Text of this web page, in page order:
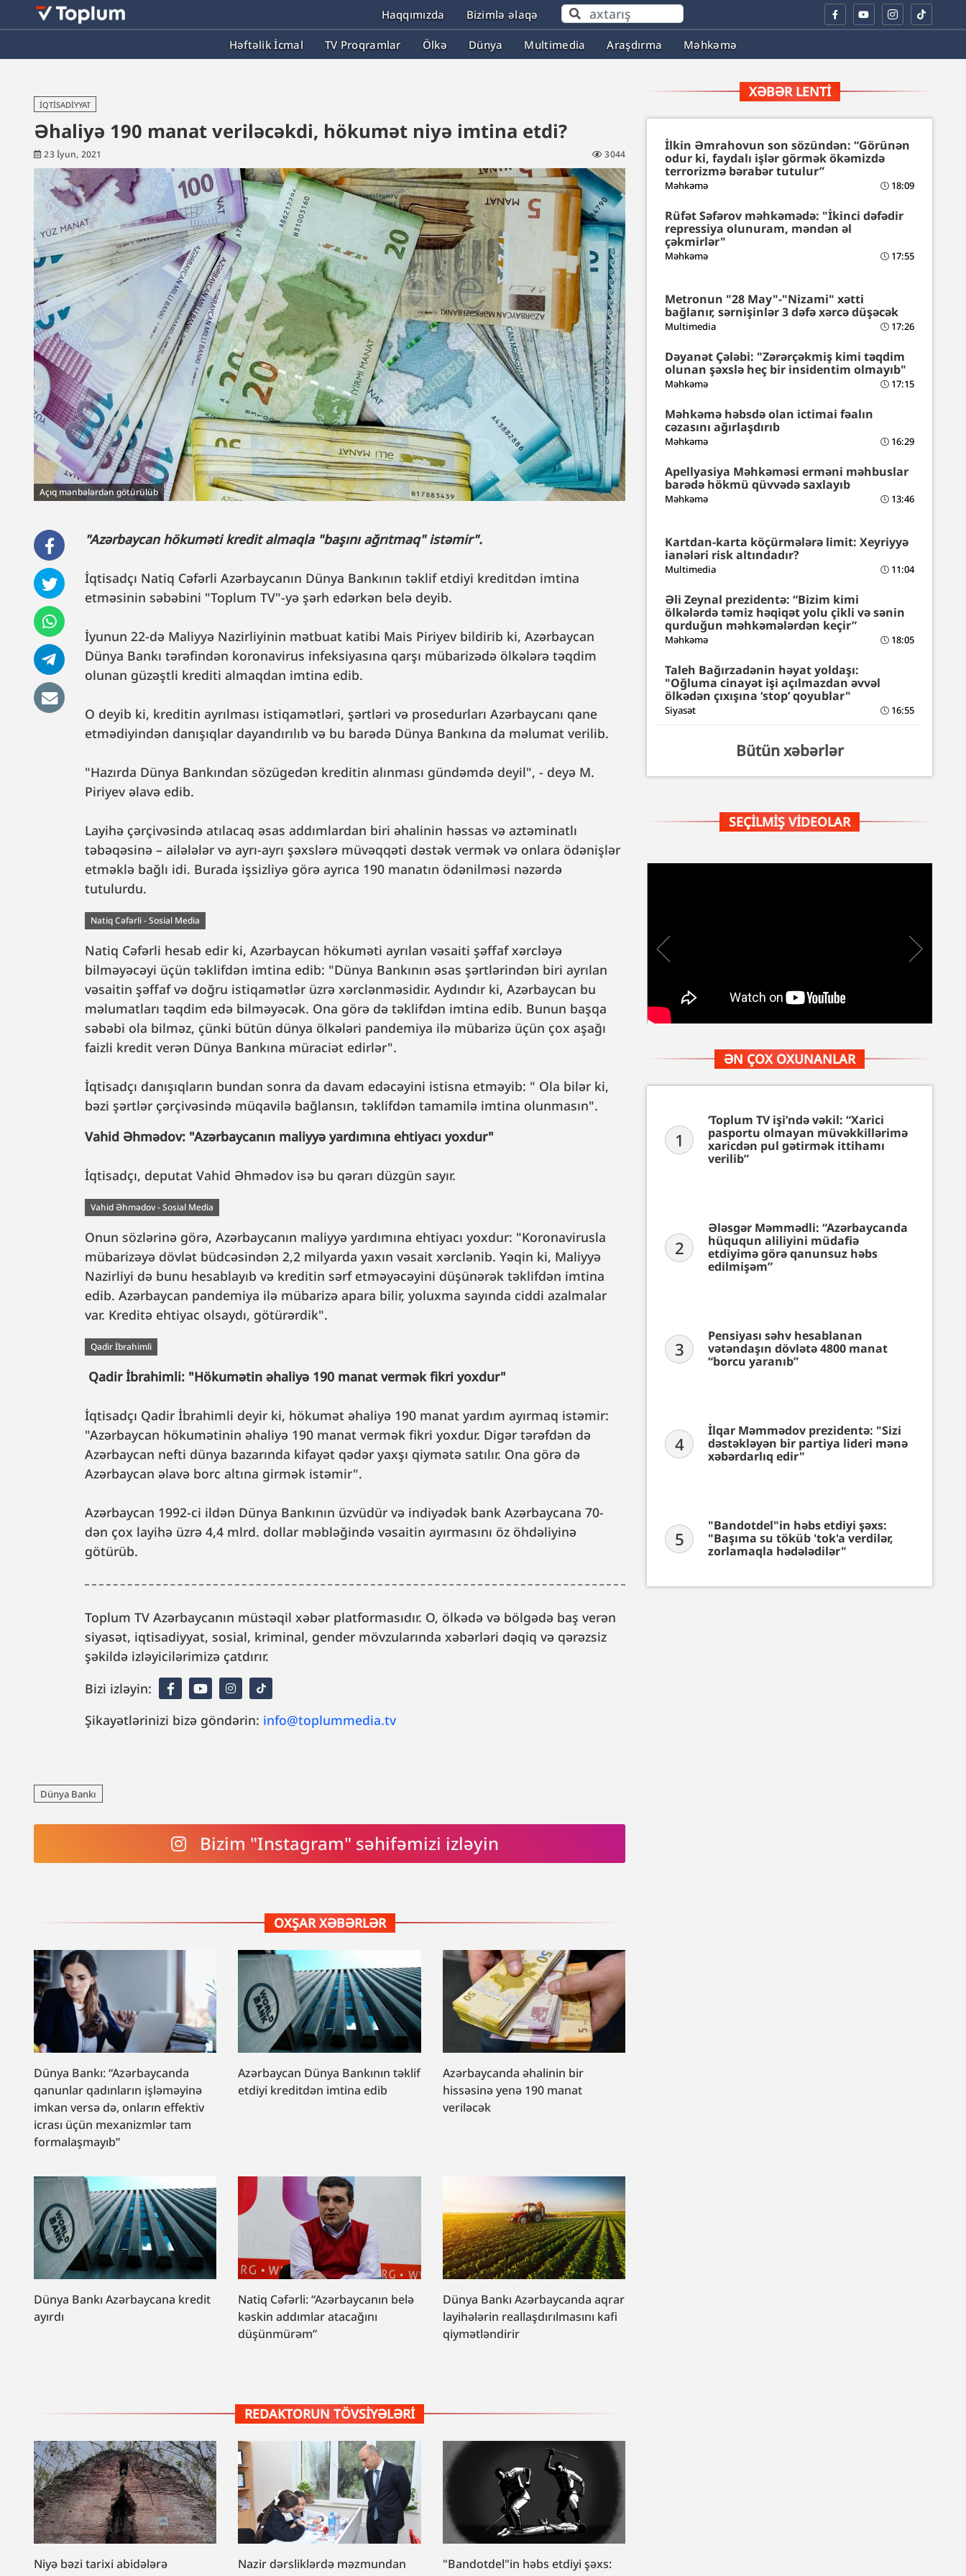
Haqqımızda Bizimlə əlaqə
Həftəlik İcmal TV Proqramlar Ölkə Dünya Multimedia Araşdırma Məhkəmə
İQTISADIYYAT
Əhaliyə 190 manat veriləcəkdi, hökumət niyə imtina etdi?
23 İyun, 2021 3044
Açıq mənbələrdən götürülüb
"Azərbaycan hökuməti kredit almaqla "başını ağrıtmaq" istəmir".
İqtisadçı Natiq Cəfərli Azərbaycanın Dünya Bankının təklif etdiyi kreditdən imtina
etməsinin səbəbini "Toplum TV"-yə şərh edərkən belə deyib.
İyunun 22-də Maliyyə Nazirliyinin mətbuat katibi Mais Piriyev bildirib ki, Azərbaycan
Dünya Bankı tərəfindən koronavirus infeksiyasına qarşı mübarizədə ölkələrə təqdim
olunan güzəştli krediti almaqdan imtina edib.
O deyib ki, kreditin ayrılması istiqamətləri, şərtləri və prosedurları Azərbaycanı qane
etmədiyindən danışıqlar dayandırılıb və bu barədə Dünya Bankına da məlumat verilib.
"Hazırda Dünya Bankından sözügedən kreditin alınması gündəmdə deyil", - deyə M.
Piriyev əlavə edib.
Layihə çərçivəsində atılacaq əsas addımlardan biri əhalinin həssas və aztəminatlı
təbəqəsinə – ailələlər və ayrı-ayrı şəxslərə müvəqqəti dəstək vermək və onlara ödənişlər
etməklə bağlı idi. Burada işsizliyə görə ayrıca 190 manatın ödənilməsi nəzərdə
tutulurdu.
Natiq Cəfərli - Sosial Media
Natiq Cəfərli hesab edir ki, Azərbaycan hökuməti ayrılan vəsaiti şəffaf xərcləyə
bilməyəcəyi üçün təklifdən imtina edib: "Dünya Bankının əsas şərtlərindən biri ayrılan
vəsaitin şəffaf və doğru istiqamətlər üzrə xərclənməsidir. Aydındır ki, Azərbaycan bu
məlumatları təqdim edə bilməyəcək. Ona görə də təklifdən imtina edib. Bunun başqa
səbəbi ola bilməz, çünki bütün dünya ölkələri pandemiya ilə mübarizə üçün çox aşağı
faizli kredit verən Dünya Bankına müraciət edirlər".
İqtisadçı danışıqların bundan sonra da davam edəcəyini istisna etməyib: " Ola bilər ki,
bəzi şərtlər çərçivəsində müqavilə bağlansın, təklifdən tamamilə imtina olunmasın".
Vahid Əhmədov: "Azərbaycanın maliyyə yardımına ehtiyacı yoxdur"
İqtisadçı, deputat Vahid Əhmədov isə bu qərarı düzgün sayır.
Vahid Əhmədov - Sosial Media
Onun sözlərinə görə, Azərbaycanın maliyyə yardımına ehtiyacı yoxdur: "Koronavirusla
mübarizəyə dövlət büdcəsindən 2,2 milyarda yaxın vəsait xərclənib. Yəqin ki, Maliyyə
Nazirliyi də bunu hesablayıb və kreditin sərf etməyəcəyini düşünərək təklifdən imtina
edib. Azərbaycan pandemiya ilə mübarizə apara bilir, yoluxma sayında ciddi azalmalar
var. Kreditə ehtiyac olsaydı, götürərdik".
Qadir İbrahimli
Qadir İbrahimli: "Hökumətin əhaliyə 190 manat vermək fikri yoxdur"
İqtisadçı Qadir İbrahimli deyir ki, hökumət əhaliyə 190 manat yardım ayırmaq istəmir:
"Azərbaycan hökumətinin əhaliyə 190 manat vermək fikri yoxdur. Digər tərəfdən də
Azərbaycan nefti dünya bazarında kifayət qədər yaxşı qiymətə satılır. Ona görə də
Azərbaycan əlavə borc altına girmək istəmir".
Azərbaycan 1992-ci ildən Dünya Bankının üzvüdür və indiyədək bank Azərbaycana 70-
dən çox layihə üzrə 4,4 mlrd. dollar məbləğində vəsaitin ayırmasını öz öhdəliyinə
götürüb.
Toplum TV Azərbaycanın müstəqil xəbər platformasıdır. O, ölkədə və bölgədə baş verən
siyasət, iqtisadiyyat, sosial, kriminal, gender mövzularında xəbərləri dəqiq və qərəzsiz
şəkildə izləyicilərimizə çatdırır.
Bizi izləyin:
Şikayətlərinizi bizə göndərin: info@toplummedia.tv
Dünya Bankı
Bizim "Instagram" səhifəmizi izləyin
OXŞAR XƏBƏRLƏR
Dünya Bankı: “Azərbaycanda
qanunlar qadınların işləməyinə
imkan versə də, onların effektiv
icrası üçün mexanizmlər tam
formalaşmayıb”
Azərbaycan Dünya Bankının təklif
etdiyi kreditdən imtina edib
Azərbaycanda əhalinin bir
hissəsinə yenə 190 manat
veriləcək
Dünya Bankı Azərbaycana kredit
ayırdı
Natiq Cəfərli: “Azərbaycanın belə
kəskin addımlar atacağını
düşünmürəm”
Dünya Bankı Azərbaycanda aqrar
layihələrin reallaşdırılmasını kafi
qiymətləndirir
REDAKTORUN TÖVSIYƏLƏRI
Niyə bəzi tarixi abidələrə
Nazir dərsliklərdə məzmundan
"Bandotdel"in həbs etdiyi şəxs:
XƏBƏR LENTI
İlkin Əmrahovun son sözündən: “Görünən
odur ki, faydalı işlər görmək ökəmizdə
terrorizmə bərabər tutulur”
Məhkəmə 18:09
Rüfət Səfərov məhkəmədə: "İkinci dəfədir
repressiya olunuram, məndən əl
çəkmirlər"
Məhkəmə 17:55
Metronun "28 May"-"Nizami" xətti
bağlanır, sərnişinlər 3 dəfə xərcə düşəcək
Multimedia 17:26
Dəyanət Çələbi: "Zərərçəkmiş kimi təqdim
olunan şəxslə heç bir insidentim olmayıb"
Məhkəmə 17:15
Məhkəmə həbsdə olan ictimai fəalın
cəzasını ağırlaşdırıb
Məhkəmə 16:29
Apellyasiya Məhkəməsi erməni məhbuslar
barədə hökmü qüvvədə saxlayıb
Məhkəmə 13:46
Kartdan-karta köçürmələrə limit: Xeyriyyə
ianələri risk altındadır?
Multimedia 11:04
Əli Zeynal prezidentə: “Bizim kimi
ölkələrdə təmiz həqiqət yolu çikli və sənin
qurduğun məhkəmələrdən keçir”
Məhkəmə 18:05
Taleh Bağırzadənin həyat yoldaşı:
"Oğluma cinayət işi açılmazdan əvvəl
ölkədən çıxışına ‘stop’ qoyublar"
Siyasət 16:55
Bütün xəbərlər
SEÇILMIŞ VIDEOLAR
ƏN ÇOX OXUNANLAR
1
‘Toplum TV işi’ndə vəkil: “Xarici
pasportu olmayan müvəkkillərimə
xaricdən pul gətirmək ittihamı
verilib”
2
Ələsgər Məmmədli: “Azərbaycanda
hüququn aliliyini müdafiə
etdiyimə görə qanunsuz həbs
edilmişəm”
3
Pensiyası səhv hesablanan
vətəndaşın dövlətə 4800 manat
“borcu yaranıb”
4
İlqar Məmmədov prezidentə: "Sizi
dəstəkləyən bir partiya lideri mənə
xəbərdarlıq edir"
5
"Bandotdel"in həbs etdiyi şəxs:
"Başıma su töküb 'tok'a verdilər,
zorlamaqla hədələdilər"